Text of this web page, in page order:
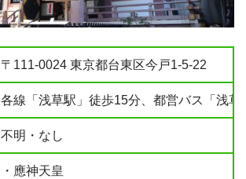
〒111-0024 東京都台東区今戸1-5-22
各線「浅草駅」徒歩15分、都営バス「浅草
不明・なし
・應神天皇